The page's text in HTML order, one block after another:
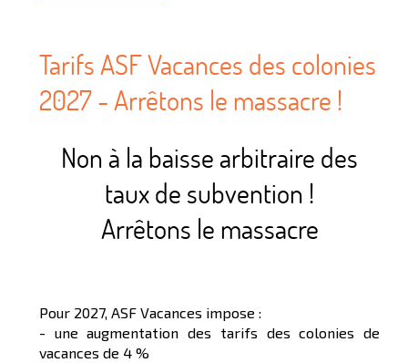
Tarifs ASF Vacances des colonies
2027 - Arrêtons le massacre !
Non à la baisse arbitraire des
taux de subvention !
Arrêtons le massacre
Pour 2027, ASF Vacances impose :
- une augmentation des tarifs des colonies de
vacances de 4 %